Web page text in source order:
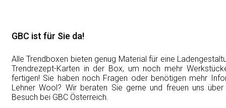
GBC ist für Sie da!
Alle Trendboxen bieten genug Material für eine
Trendrezept-Karten in der Box, um noch mehr
fertigen! Sie haben noch Fragen oder benötigen mehr
Lehner Wool? Wir beraten Sie gerne und freuen uns
Besuch bei GBC Österreich.